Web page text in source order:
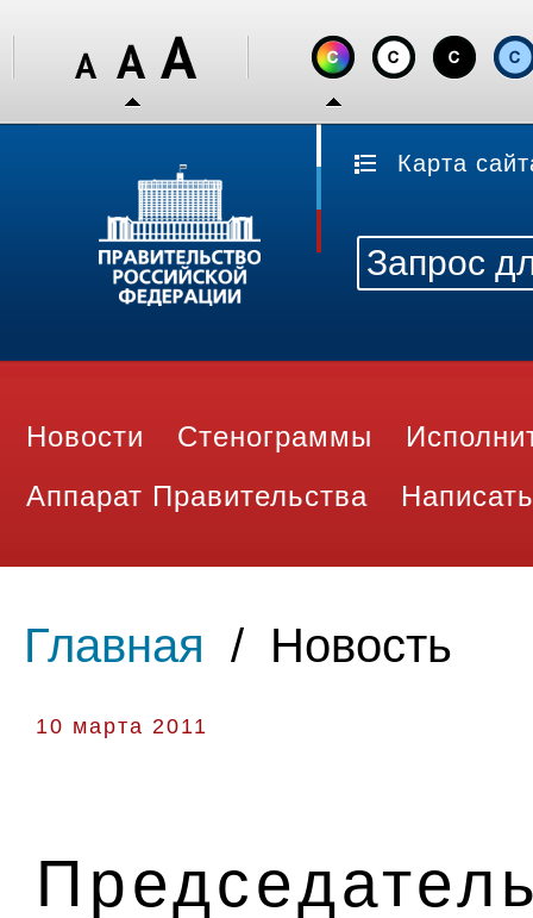
Карта
Новости Стенограммы
Аппарат Правительства
Главная / Новость
10 марта 2011